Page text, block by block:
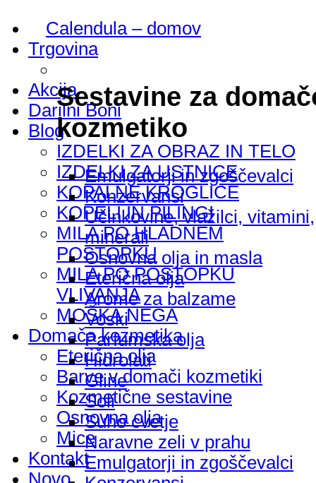
Calendula – domov
Trgovina
Sestavine za
kozmetiko
Emulgatorji in zgoščevalci
Konzervansi
Učinkovine, vlažilci, vitamini,
minerali
Osnovna olja in masla
Eterična olja
Arome za balzame
Voski
Parfumska olja
Hidrolati
Gline
Soli
Suho cvetje
Naravne zeli v prahu
Emulgatorji in zgoščevalci
Akcija
Darilni Boni
Blog
IZDELKI ZA OBRAZ IN TELO
IZDELKI ZA USTNICE
KOPALNE KROGLICE
KOPELI IN PILINGI
MILA PO HLADNEM
POSTOPKU
MILA PO POSTOPKU
VLIVANJA
MOŠKA NEGA
Domača kozmetika
Eterična olja
Barve v domači kozmetiki
Kozmetične sestavine
Osnovna olja
Mice
Kontakt
Novo